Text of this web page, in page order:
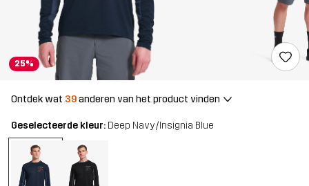
25%
Ontdek wat 39anderen van het product vinden
Geselecteerde kleur: Deep Navy/Insignia Blue